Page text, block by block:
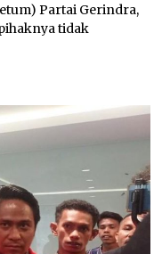
Partai Gerindra,
tidak